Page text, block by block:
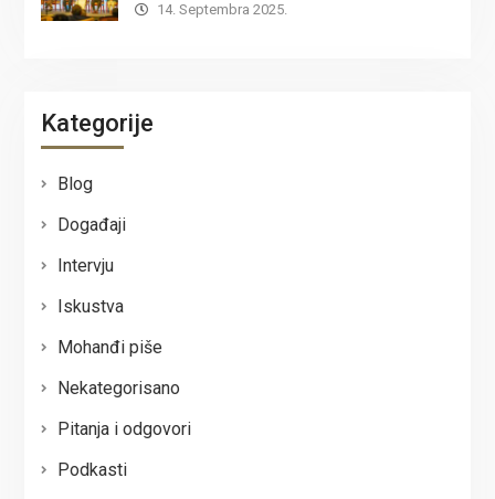
14. Septembra 2025.
Kategorije
Blog
Događaji
Intervju
Iskustva
Mohanđi piše
Nekategorisano
Pitanja i odgovori
Podkasti